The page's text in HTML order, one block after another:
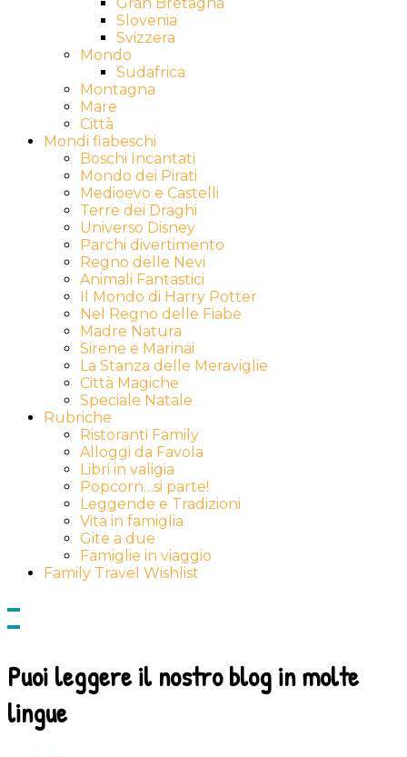
Slovenia
Svizzera
Mondo
Sudafrica
Montagna
Mare
Città
Mondi fiabeschi
Boschi Incantati
Mondo dei Pirati
Medioevo e Castelli
Terre dei Draghi
Universo Disney
Parchi divertimento
Regno delle Nevi
Animali Fantastici
Il Mondo di Harry Potter
Nel Regno delle Fiabe
Madre Natura
Sirene e Marinai
La Stanza delle Meraviglie
Città Magiche
Speciale Natale
Rubriche
Ristoranti Family
Alloggi da Favola
Libri in valigia
Popcorn…si parte!
Leggende e Tradizioni
Vita in famiglia
Gite a due
Famiglie in viaggio
Family Travel Wishlist
Show
side
Hide
Puoi leggere il nostro blog in molte
lingue